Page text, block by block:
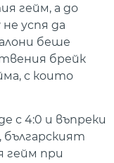
гейм, а до
успя да
беше
брейк
с които
с 4:0 и въпреки
гейм при